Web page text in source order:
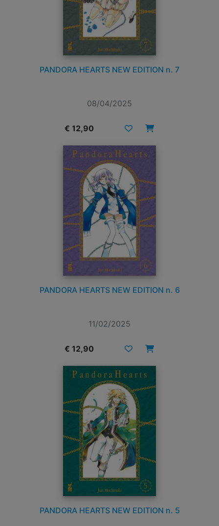
PANDORA HEARTS NEW EDITION n. 7
08/04/2025
€ 12,90
PANDORA HEARTS NEW EDITION n. 6
11/02/2025
€ 12,90
PANDORA HEARTS NEW EDITION n. 5